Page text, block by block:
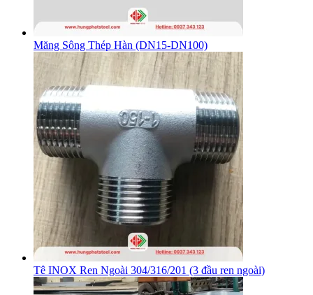
Măng Sông Thép Hàn (DN15-DN100)
Tê INOX Ren Ngoài 304/316/201 (3 đầu ren ngoài)